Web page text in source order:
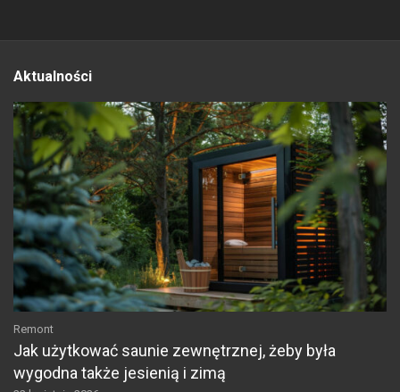
Aktualności
Remont
Jak użytkować saunie zewnętrznej, żeby była
wygodna także jesienią i zimą